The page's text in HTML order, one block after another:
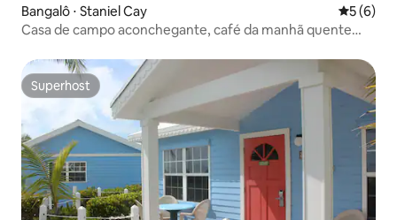
Bangalô ⋅ Staniel Cay 5 de
5 (6)
Casa de campo aconchegante, café da manhã quente
Superhost
Superhost